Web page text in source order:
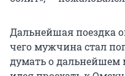
Дальнейшая поездка
чего мужчина стал
думать о